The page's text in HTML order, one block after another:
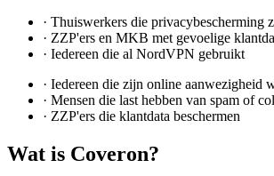
· Thuiswerkers die privacybescherming
· ZZP'ers en MKB met gevoelige
· Iedereen die al NordVPN gebruikt
· Iedereen die zijn online aanwezigheid
· Mensen die last hebben van spam of
· ZZP'ers die klantdata beschermen
Wat is Coveron?